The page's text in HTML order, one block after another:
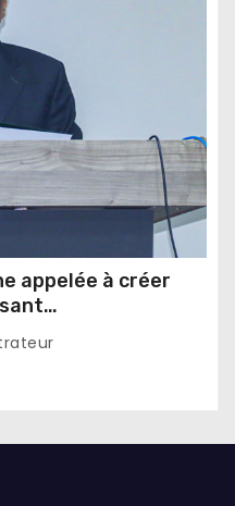
appelée à créer
pays d’origine